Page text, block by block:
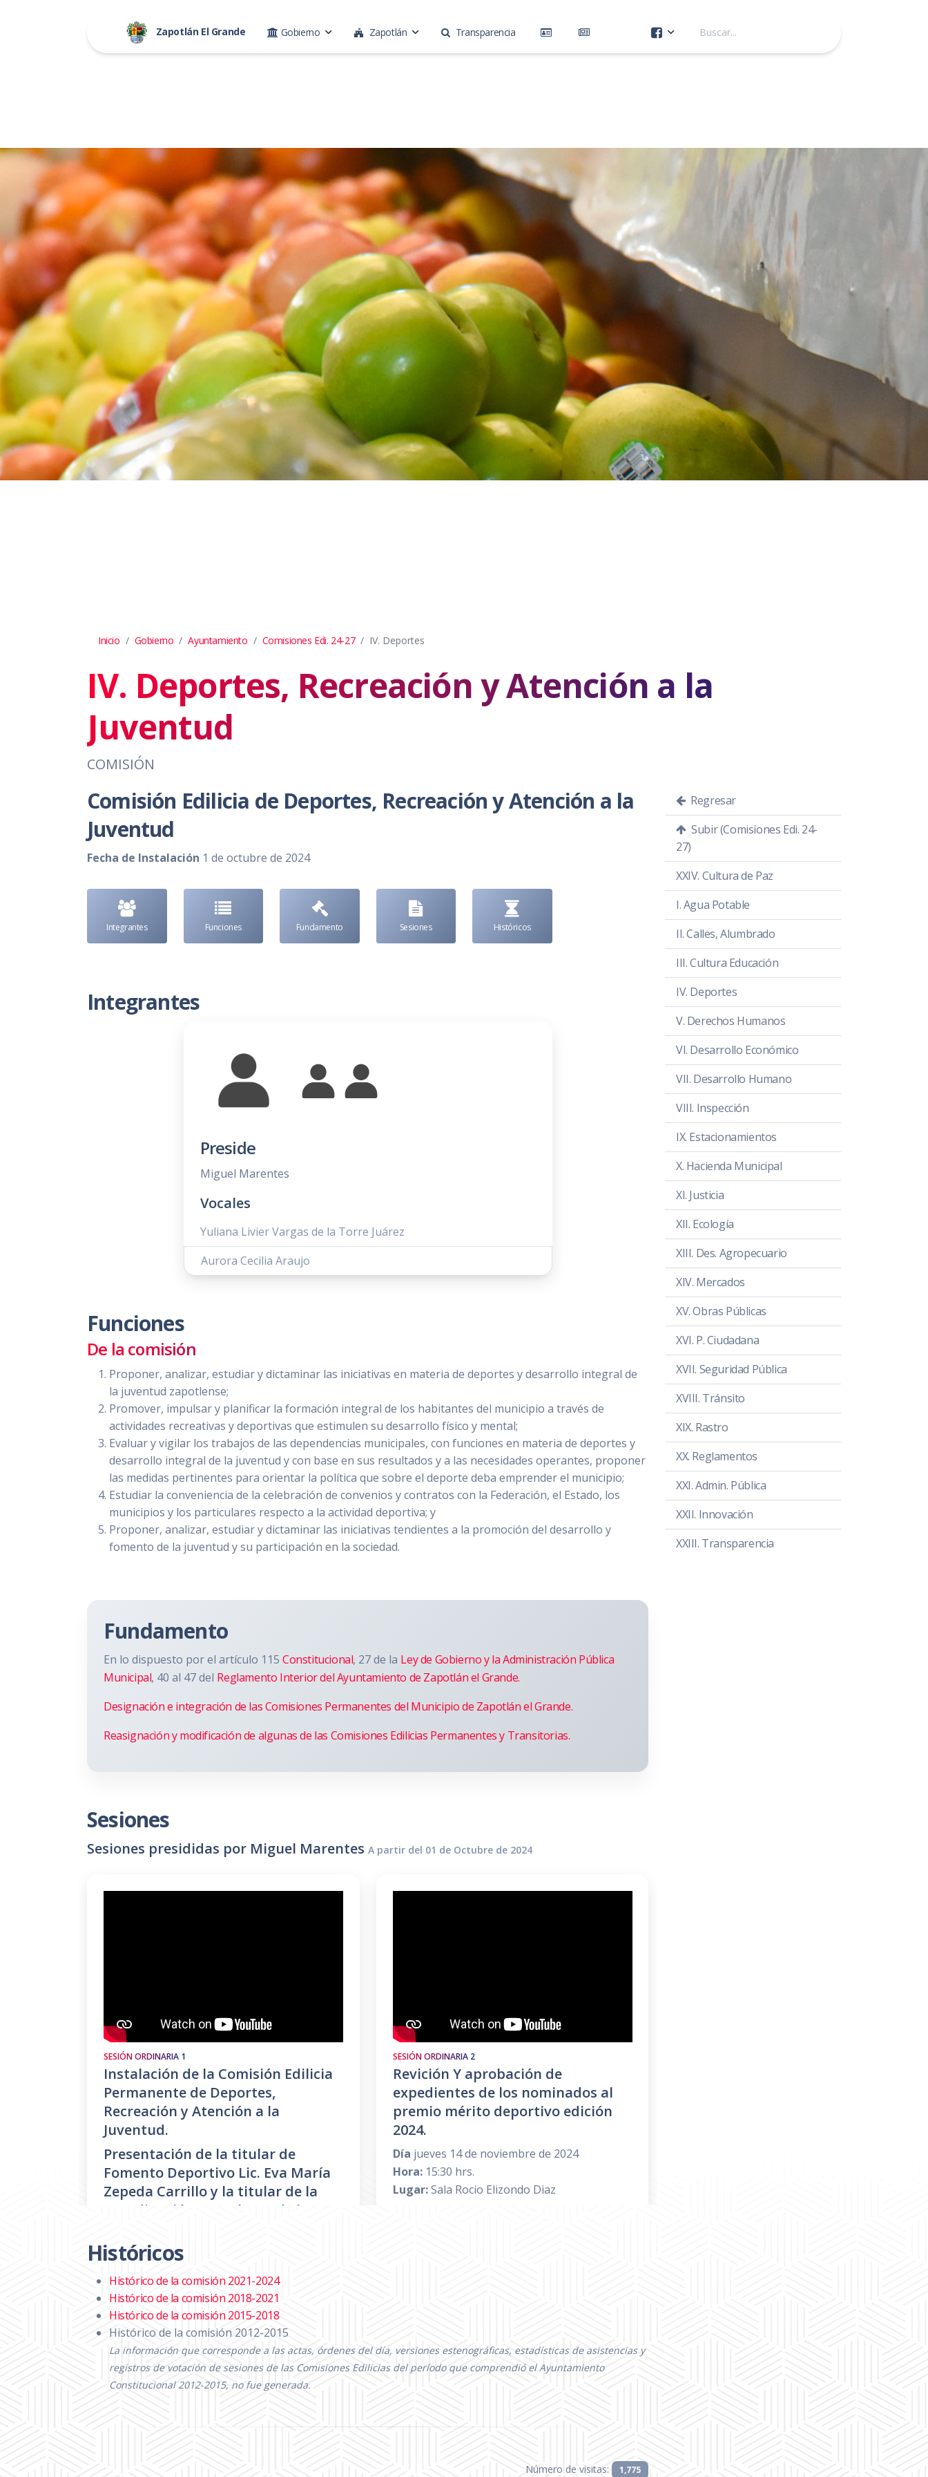
Zapotlán El Grande Gobierno Zapotlán Transparencia
Tránsito y Vialidad
Gestión de la Ciudad
Inicio Gobierno Ayuntamiento Comisiones Edi. 24-27 IV. Deportes
IV. Deportes, Recreación y Atención a la
Juventud
COMISIÓN
Comisión Edilicia de Deportes, Recreación y Atención a la
Juventud
Fecha de Instalación 1 de octubre de 2024
Integrantes Funciones Fundamento Sesiones Históricos
Integrantes
Preside
Miguel Marentes
Vocales
Yuliana Livier Vargas de la Torre Juárez
Aurora Cecilia Araujo
Funciones
De la comisión
Proponer, analizar, estudiar y dictaminar las iniciativas en materia de deportes y desarrollo integral de
la juventud zapotlense;
Promover, impulsar y planificar la formación integral de los habitantes del municipio a través de
actividades recreativas y deportivas que estimulen su desarrollo físico y mental;
Evaluar y vigilar los trabajos de las dependencias municipales, con funciones en materia de deportes y
desarrollo integral de la juventud y con base en sus resultados y a las necesidades operantes, proponer
las medidas pertinentes para orientar la política que sobre el deporte deba emprender el municipio;
Estudiar la conveniencia de la celebración de convenios y contratos con la Federación, el Estado, los
municipios y los particulares respecto a la actividad deportiva; y
Proponer, analizar, estudiar y dictaminar las iniciativas tendientes a la promoción del desarrollo y
fomento de la juventud y su participación en la sociedad.
Fundamento
En lo dispuesto por el artículo 115 Constitucional, 27 de la Ley de Gobierno y la Administración Pública
Municipal, 40 al 47 del Reglamento Interior del Ayuntamiento de Zapotlán el Grande.
Designación e integración de las Comisiones Permanentes del Municipio de Zapotlán el Grande.
Reasignación y modificación de algunas de las Comisiones Edilicias Permanentes y Transitorias.
Sesiones
Sesiones presididas por Miguel Marentes A partir del 01 de Octubre de 2024
SESIÓN ORDINARIA 1
Instalación de la Comisión Edilicia
Permanente de Deportes,
Recreación y Atención a la
Juventud.
Presentación de la titular de
Fomento Deportivo Lic. Eva María
Zepeda Carrillo y la titular de la
Coordinación Zapotlense de la
Carrillo.
Hora:10:00 hrs.
Lugar: Sala Rocio Elizondo Diaz
Convocatoria PDF
Orden del día
PDF|DOC
Asistencia
PDF | DOC
SESIÓN ORDINARIA 2
Revición Y aprobación de
expedientes de los nominados al
premio mérito deportivo edición
2024.
Día jueves 14 de noviembre de 2024
Hora:15:30 hrs.
Lugar:Sala Rocio Elizondo Diaz
Acta de sesión
PDF|
Históricos
Histórico de la comisión 2021-2024
Histórico de la comisión 2018-2021
Histórico de la comisión 2015-2018
Histórico de la comisión 2012-2015
La información que corresponde a las actas, órdenes del día, versiones estenográficas, estadísticas de asistencias y
registros de votación de sesiones de las Comisiones Edilicias del período que comprendió el Ayuntamiento
Constitucional 2012-2015, no fue generada.
Número de visitas: 1,775
Regresar
Subir (Comisiones Edi. 24-
27)
XXIV. Cultura de Paz
I. Agua Potable
II. Calles, Alumbrado
III. Cultura Educación
IV. Deportes
V. Derechos Humanos
VI. Desarrollo Económico
VII. Desarrollo Humano
VIII. Inspección
IX. Estacionamientos
X. Hacienda Municipal
XI. Justicia
XII. Ecología
XIII. Des. Agropecuario
XIV. Mercados
XV. Obras Públicas
XVI. P. Ciudadana
XVII. Seguridad Pública
XVIII. Tránsito
XIX. Rastro
XX. Reglamentos
XXI. Admin. Pública
XXII. Innovación
XXIII. Transparencia